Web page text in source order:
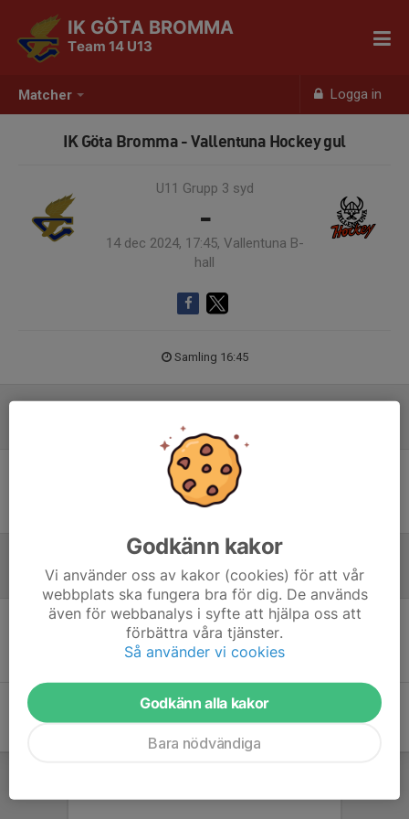
Matcher Logga in
IK GÖTA BROMMA
Team 14 U13
IK Göta Bromma - Vallentuna Hockey gul
U11 Grupp 3 syd
-
14 dec 2024, 17:45, Vallentuna B-
hall
Samling 16:45
Ingen uppställning ifylld
Referat
Inget referat skrivet
Godkänn kakor
Vi använder oss av kakor (cookies) för att vår
webbplats ska fungera bra för dig. De används
även för webbanalys i syfte att hjälpa oss att
förbättra våra tjänster.
Så använder vi cookies
Godkänn alla kakor
Bara nödvändiga